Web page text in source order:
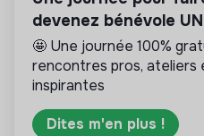
devenez bénévole
🤩 Une journée 100%
rencontres pros, ateliers
inspirantes
Dites m'en plus !